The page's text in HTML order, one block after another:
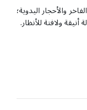
والأحجار اليدوية؛
ولافتة للأنظار.